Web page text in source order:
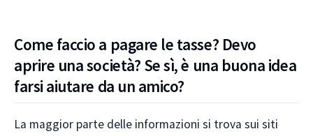
Come faccio a pagare le tasse? Devo
aprire una società? Se sì, è una buona idea
farsi aiutare da un amico?
La maggior parte delle informazioni si trova sui siti